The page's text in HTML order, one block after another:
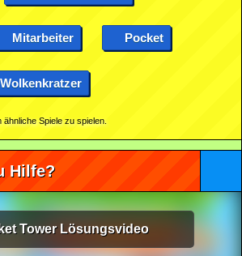
Mitarbeiter Pocket
Wolkenkratzer
Spiele zu spielen.
Hilfe?
Tower Lösungsvideo